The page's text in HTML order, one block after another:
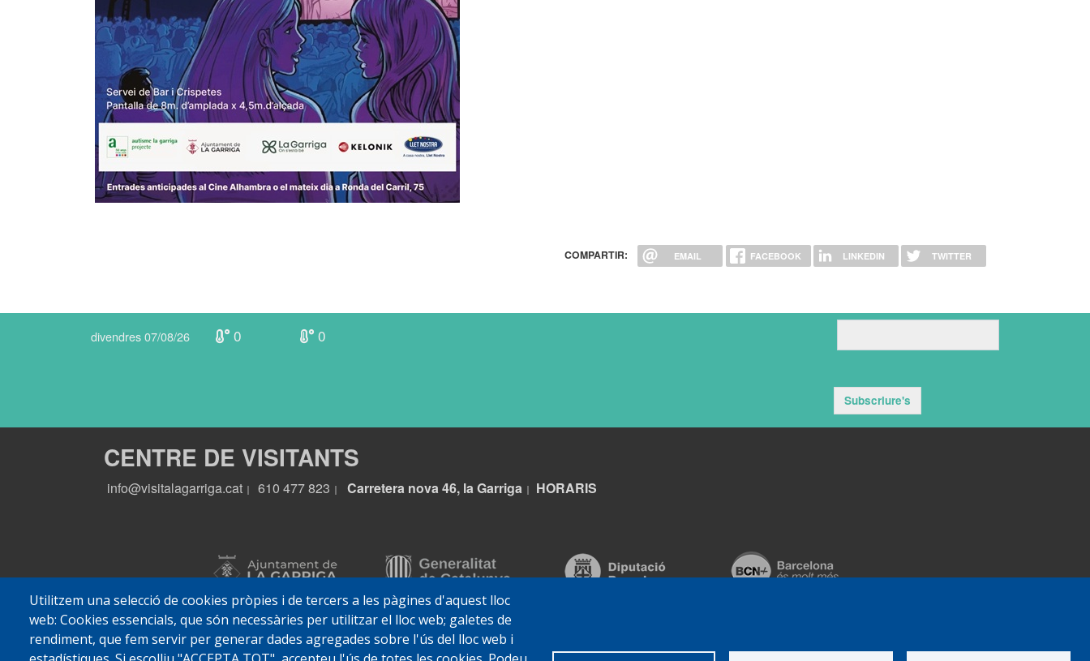
COMPARTIR: EMAIL FACEBOOK LINKEDIN TWITTER
Utilitzem una selecció de cookies pròpies i de tercers a les pàgines d'aquest lloc
web: Cookies essencials, que són necessàries per utilitzar el lloc web; galetes de
rendiment, que fem servir per generar dades agregades sobre l'ús del lloc web i
divendres 07/08/26 0 0
Subscriure's
CENTRE DE VISITANTS
info@visitalagarriga.cat 610 477 823 Carretera nova 46, la Garriga HORARIS